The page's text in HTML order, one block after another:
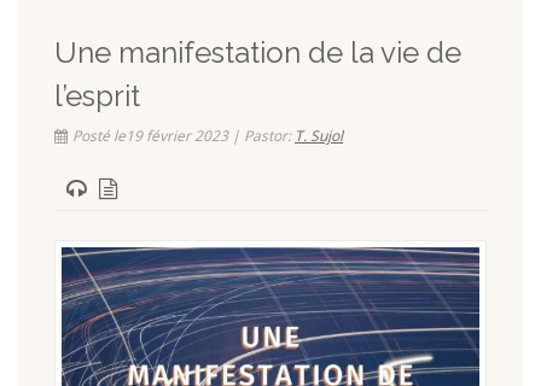
Une manifestation de la vie de
l’esprit
Posté le19 février 2023 | Pastor: T. Sujol